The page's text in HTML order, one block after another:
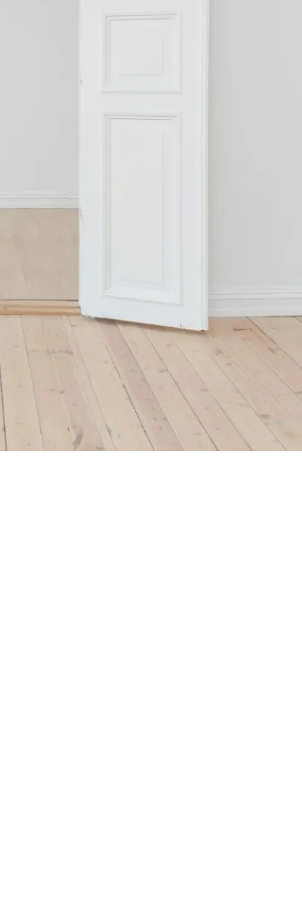
kwiecień 2024
styczeń 2024
grudzień 2023
Dołącz do nas
Facebook Instagram